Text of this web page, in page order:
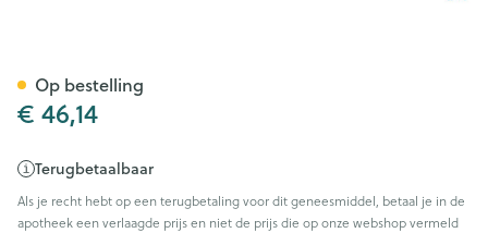
€ 46,14
Terugbetaalbaar
Als je recht hebt op een terugbetaling voor dit geneesmiddel, betaal je in de
apotheek een verlaagde prijs en niet de prijs die op onze webshop vermeld
Op bestelling